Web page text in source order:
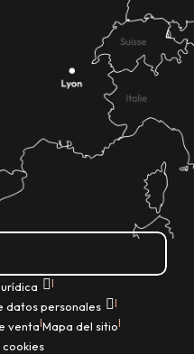
|
datos personales |
venta|Mapa del sitio|